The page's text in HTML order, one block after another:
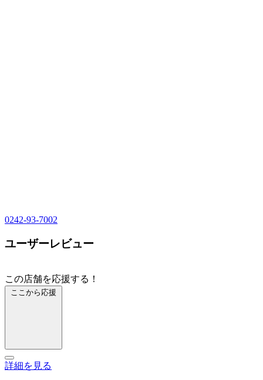
0242-93-7002
ユーザーレビュー
この店舗を応援する！
ここから応援
詳細を見る